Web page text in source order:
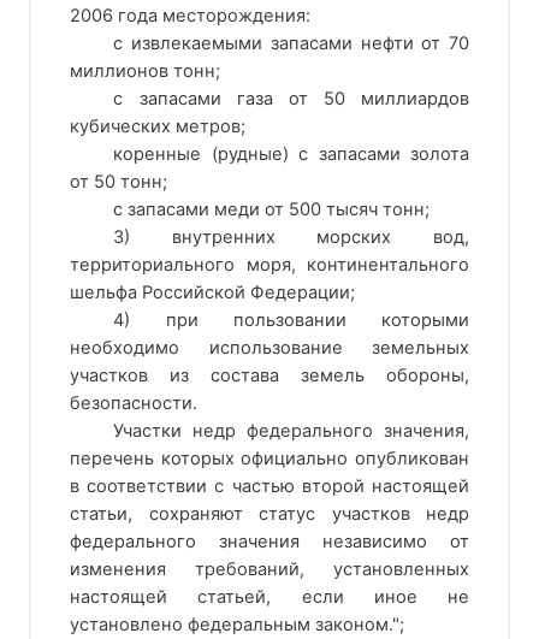
2006 года месторождения:
с извлекаемыми запасами нефти от 70
миллионов тонн;
с запасами газа от 50 миллиардов
кубических метров;
коренные (рудные) с запасами золота
от 50 тонн;
с запасами меди от 500 тысяч тонн;
3) внутренних морских вод,
территориального моря, континентального
шельфа Российской Федерации;
4) при пользовании которыми
необходимо использование земельных
участков из состава земель обороны,
безопасности.
Участки недр федерального значения,
перечень которых официально опубликован
в соответствии с частью второй настоящей
статьи, сохраняют статус участков недр
федерального значения независимо от
изменения требований, установленных
настоящей статьей, если иное не
установлено федеральным законом.";